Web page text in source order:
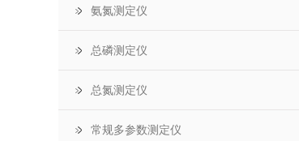
氨氮测定仪
总磷测定仪
总氮测定仪
常规多参数测定仪